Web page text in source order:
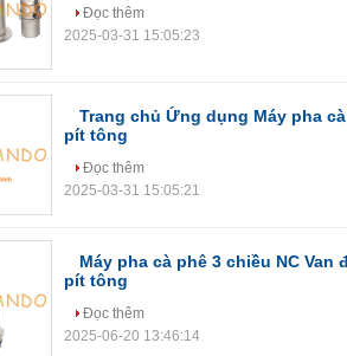
Đọc thêm
2025-03-31 15:05:23
Trang chủ Ứng dụng Máy pha
pít tông
Đọc thêm
2025-03-31 15:05:21
Máy pha cà phê 3 chiều NC
pít tông
Đọc thêm
2025-06-20 13:46:14